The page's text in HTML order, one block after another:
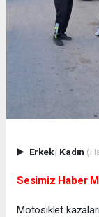
Erkek| Kadın
Sesimiz Haber
Motosiklet